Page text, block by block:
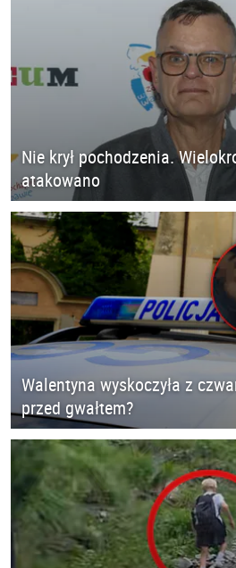
Nie krył pochodzenia.
atakowano
Walentyna wyskoczyła z
przed gwałtem?